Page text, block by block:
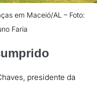
em Maceió/AL – Foto:
Faria
presidente da